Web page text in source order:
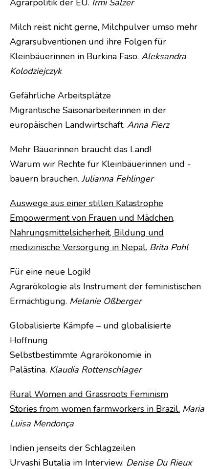
Agrarpolitik der EU. Irmi Salzer
Milch reist nicht gerne, Milchpulver umso mehr
Agrarsubventionen und ihre Folgen für
Kleinbäuerinnen in Burkina Faso. Aleksandra
Kolodziejczyk
Gefährliche Arbeitsplätze
Migrantische Saisonarbeiterinnen in der
europäischen Landwirtschaft. Anna Fierz
Mehr Bäuerinnen braucht das Land!
Warum wir Rechte für Kleinbäuerinnen und -
bauern brauchen. Julianna Fehlinger
Auswege aus einer stillen Katastrophe
Empowerment von Frauen und Mädchen,
Nahrungsmittelsicherheit, Bildung und
medizinische Versorgung in Nepal. Brita Pohl
Für eine neue Logik!
Agrarökologie als Instrument der feministischen
Ermächtigung. Melanie Oßberger
Globalisierte Kämpfe – und globalisierte
Hoffnung
Selbstbestimmte Agrarökonomie in
Palästina. Klaudia Rottenschlager
Rural Women and Grassroots Feminism
Stories from women farmworkers in Brazil. Maria
Luisa Mendonça
Indien jenseits der Schlagzeilen
Urvashi Butalia im Interview. Denise Du Rieux